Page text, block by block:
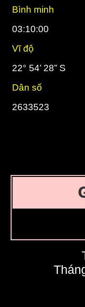
Bình minh
03:10:00
Vĩ độ
22° 54’ 28” S
Dân số
2633523